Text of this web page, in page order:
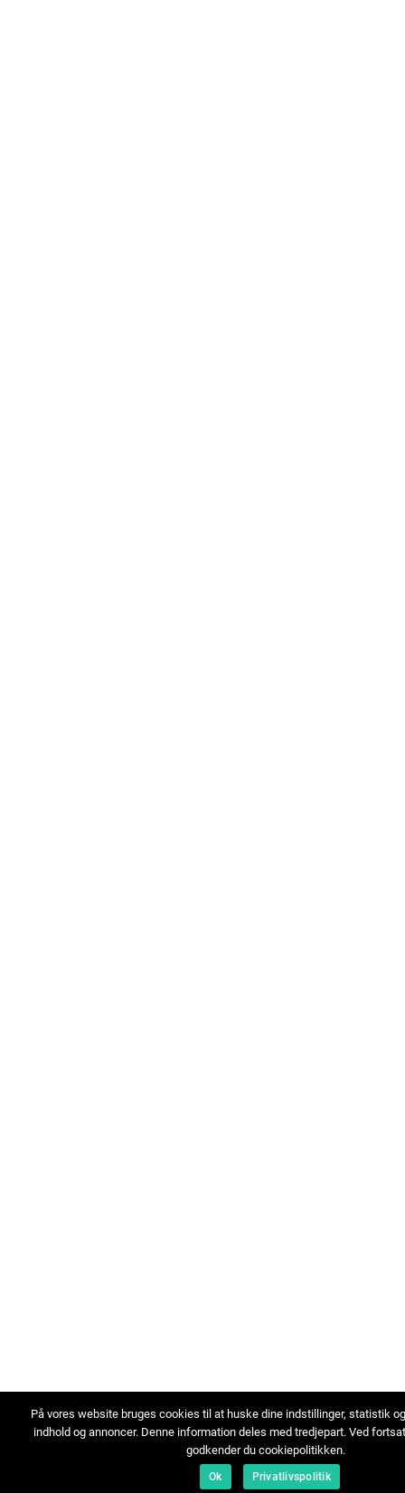
På vores website bruges cookies til at huske dine indstillinger, statistik
indhold og annoncer. Denne information deles med tredjepart. Ved
godkender du cookiepolitikken.
Ok Privatlivspolitik